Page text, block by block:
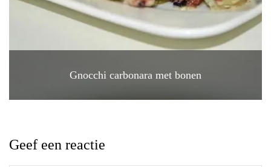
Gnocchi carbonara met bonen
Geef een reactie